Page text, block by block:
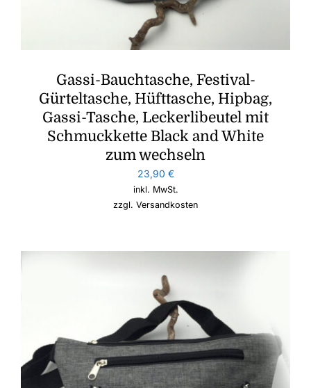
Gassi-Bauchtasche, Festival-
Gürteltasche, Hüfttasche, Hipbag,
Gassi-Tasche, Leckerlibeutel mit
Schmuckkette Black and White
zum wechseln
23,90 €
inkl. MwSt.
zzgl. Versandkosten